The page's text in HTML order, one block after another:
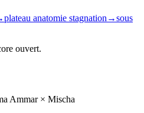
plateau anatomie stagnation →sous
ouvert.
Ammar × Mischa